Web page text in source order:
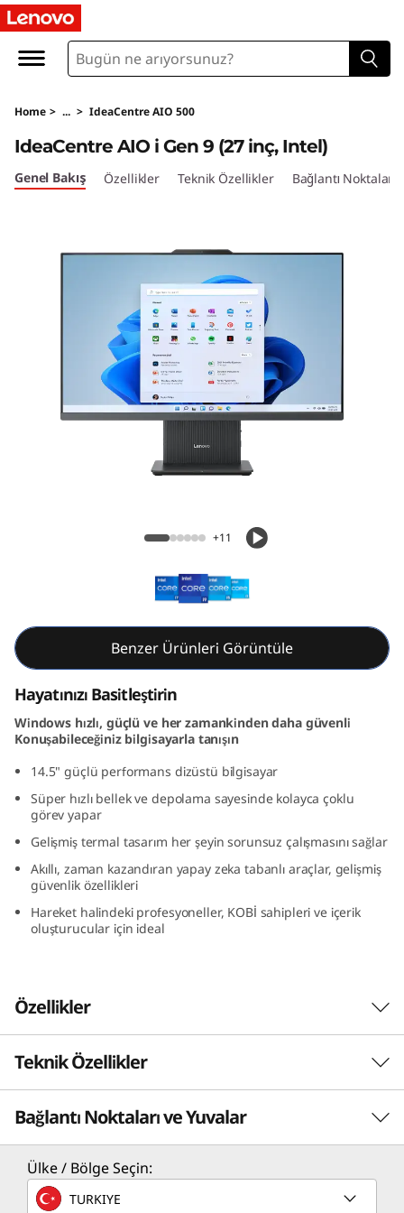
I
e
a
C
n
9
2
7
n
l
Home > ... > IdeaCentre AIO 500
IdeaCentre AIO i Gen 9 (27 inç, Intel)
IdeaCentre AIO i Gen 9 (27 inç, Intel)
Genel Bakış Özellikler Teknik Özellikler Bağlantı Noktaları
+11
Benzer Ürünleri Görüntüle
Hayatınızı Basitleştirin
Windows hızlı, güçlü ve her zamankinden daha güvenli
Konuşabileceğiniz bilgisayarla tanışın
14.5" güçlü performans dizüstü bilgisayar
Süper hızlı bellek ve depolama sayesinde kolayca çoklu
görev yapar
Gelişmiş termal tasarım her şeyin sorunsuz çalışmasını sağlar
Akıllı, zaman kazandıran yapay zeka tabanlı araçlar, gelişmiş
güvenlik özellikleri
Hareket halindeki profesyoneller, KOBİ sahipleri ve içerik
oluşturucular için ideal
Özellikler
Renkli Sinema, Rahat İzleme
IdeaCentre AIO i Gen 9’un geniş QHD
ekranında akıcı bir yenileme hızı ve gerçekçi
renk tonlarıyla büyüleyici görseller keşfedin.
Ayrıca, Harman® ses teknolojisiyle desteklenen
hoparlörler ve düşük mavi ışık teknolojisi
sayesinde, göz konforundan ödün vermeden
Teknik Özellikler
PERFORMANS
İşlemci
Intel® Core™ i9-13900H
Bağlantı Noktaları ve Yuvalar
Ülke / Bölge Seçin:
TURKIYE